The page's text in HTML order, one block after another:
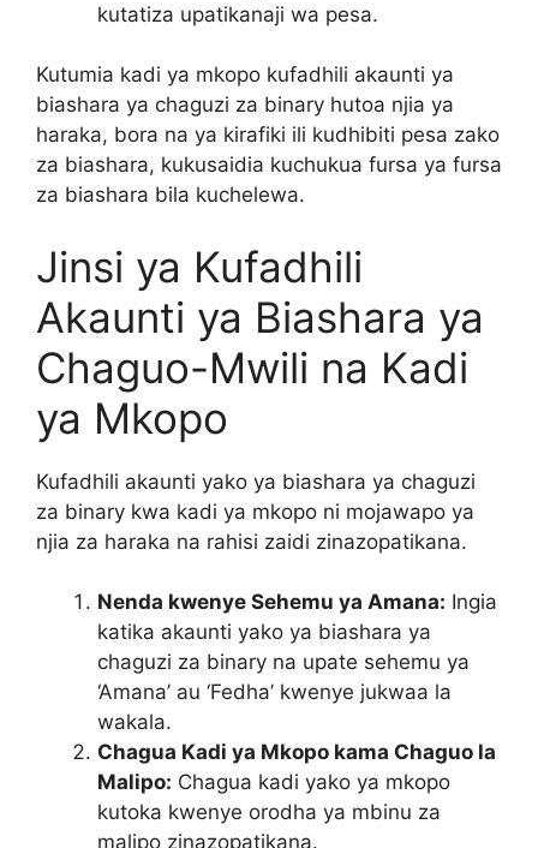
kutatiza upatikanaji wa pesa.
Kutumia kadi ya mkopo kufadhili akaunti ya
biashara ya chaguzi za binary hutoa njia ya
haraka, bora na ya kirafiki ili kudhibiti pesa zako
za biashara, kukusaidia kuchukua fursa ya fursa
za biashara bila kuchelewa.
Jinsi ya Kufadhili
Akaunti ya Biashara ya
Chaguo-Mwili na Kadi
ya Mkopo
Kufadhili akaunti yako ya biashara ya chaguzi
za binary kwa kadi ya mkopo ni mojawapo ya
njia za haraka na rahisi zaidi zinazopatikana.
Nenda kwenye Sehemu ya Amana: Ingia
katika akaunti yako ya biashara ya
chaguzi za binary na upate sehemu ya
‘Amana’ au ‘Fedha’ kwenye jukwaa la
wakala.
Chagua Kadi ya Mkopo kama Chaguo la
Malipo: Chagua kadi yako ya mkopo
kutoka kwenye orodha ya mbinu za
malipo zinazopatikana.